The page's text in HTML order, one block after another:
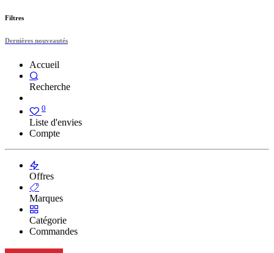
Filtres
Dernières nouveautés
Accueil
Recherche
0
Liste d'envies
Compte
Offres
Marques
Catégorie
Commandes